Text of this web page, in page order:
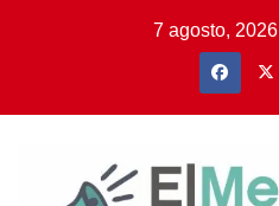
7 agosto, 2026